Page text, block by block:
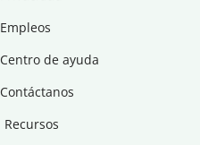
Empleos
Centro de ayuda
Contáctanos
Recursos